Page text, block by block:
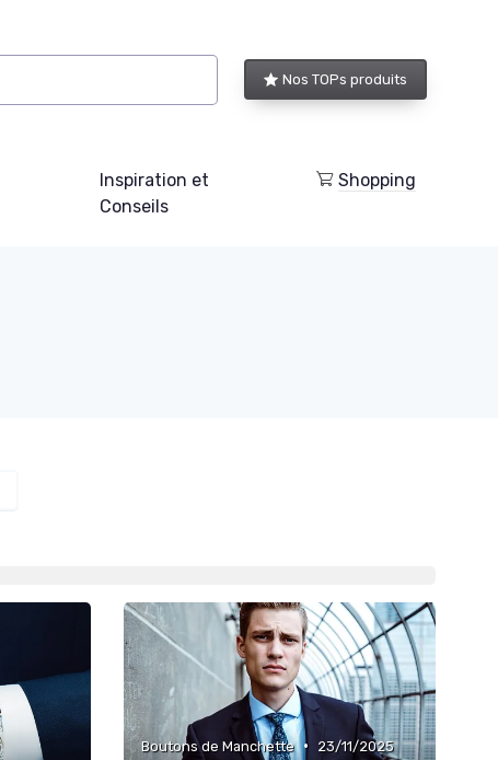
Nos TOPs produits
Inspiration et
Conseils
Shopping
Boutons de Manchette • 23/11/2025